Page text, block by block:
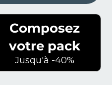
Composez
votre pack
Jusqu'à -40%